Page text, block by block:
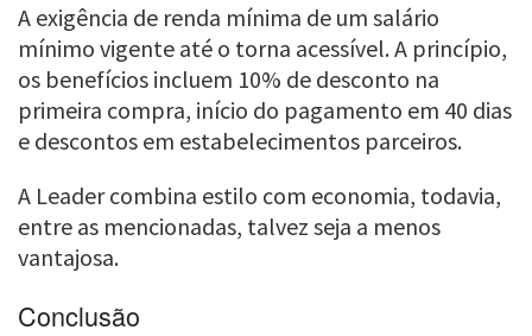
A exigência de renda mínima de um salário
mínimo vigente até o torna acessível. A princípio,
os benefícios incluem 10% de desconto na
primeira compra, início do pagamento em 40 dias
e descontos em estabelecimentos parceiros.
A Leader combina estilo com economia, todavia,
entre as mencionadas, talvez seja a menos
vantajosa.
Conclusão